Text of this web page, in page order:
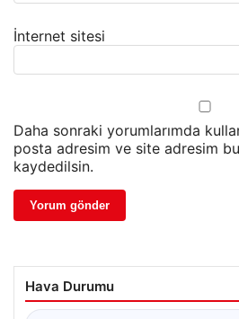
İnternet sitesi
Daha sonraki yorumlarımda
posta adresim ve site adresim bu
kaydedilsin.
Hava Durumu